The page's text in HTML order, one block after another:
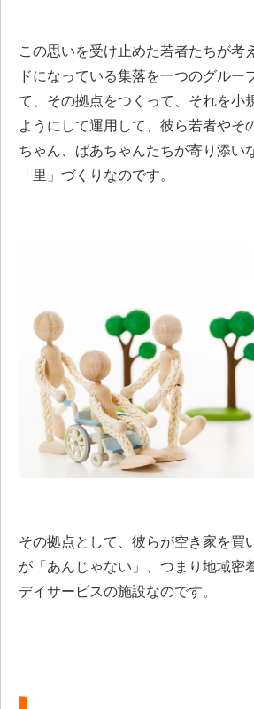
この思いを受け止めた若者たちが考
ドになっている集落を一つのグルー
て、その拠点をつくって、それを小
ようにして運用して、彼ら若者やそ
ちゃん、ばあちゃんたちが寄り添い
「里」づくりなのです。
その拠点として、彼らが空き家を買
が「あんじゃない」、つまり地域密
デイサービスの施設なのです。